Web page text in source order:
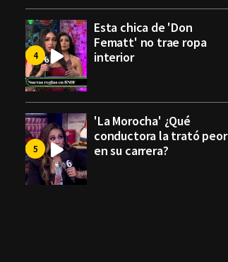
Esta chica de 'Don
Fematt' no trae ropa
interior
'La Morocha' ¿Qué
conductora la trató peor
en su carrera?